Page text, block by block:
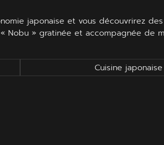
japonaise et vous découvrirez
Nobu » gratinée et accompagnée de
Cuisine japonaise